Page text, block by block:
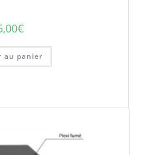
€
au panier